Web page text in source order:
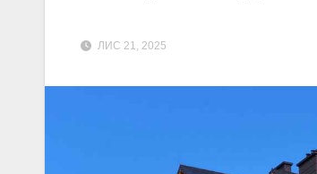
ЛИС 21, 2025